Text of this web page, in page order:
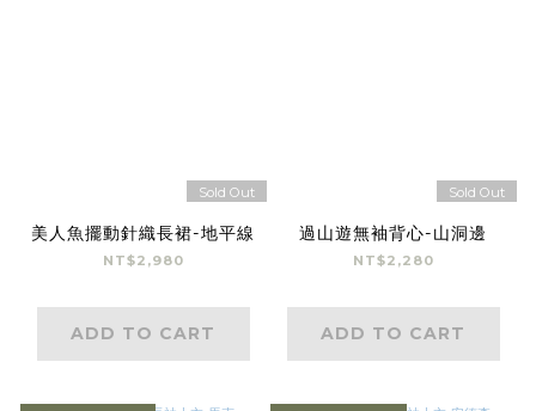
Sold Out
美人魚擺動針織長裙-地平線
NT$2,980
ADD TO CART
Sold Out
過山遊無袖背心-山洞邊
NT$2,280
ADD TO CART